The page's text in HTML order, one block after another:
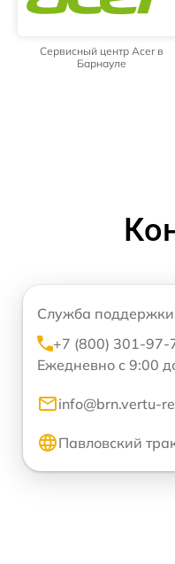
Сервисный центр Acer в
Барнауле
Служба поддержки
+7 (800) 301-97-
Ежедневно с 9:00
info@brn.vertu-
Павловский